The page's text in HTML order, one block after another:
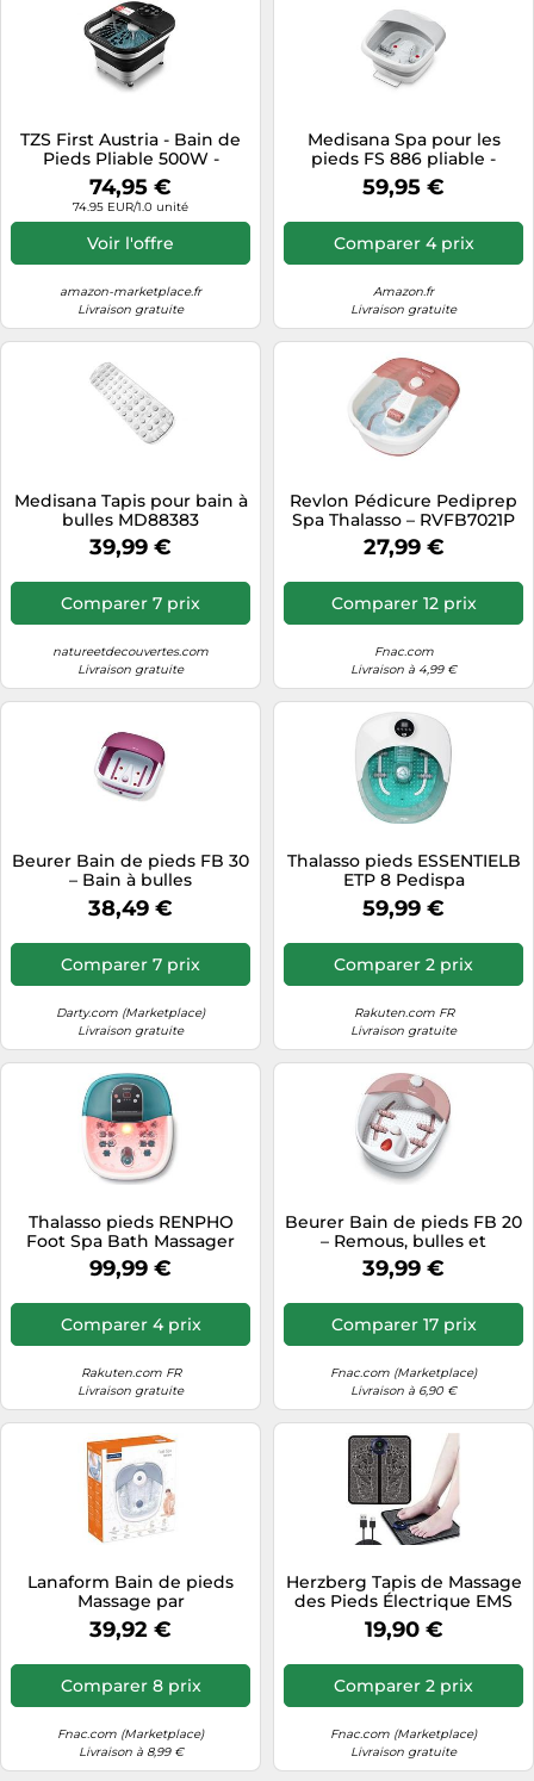
TZS First Austria - Bain de
Pieds Pliable 500W -
Appareil de Massage des
Pieds avec 3 Accessoires &
6 Rouleaux -
Hydromassage, Bulles,
Vibrations & Infrarouge -
74,95 €
74.95 EUR/1.0 unité
Voir l'offre
amazon-marketplace.fr
Livraison gratuite
Medisana Spa pour les
pieds FS 886 pliable -
Chauffage rapide 45°C - 3
accessoires
59,95 €
Comparer 4 prix
Amazon.fr
Livraison gratuite
Medisana Tapis pour bain à
bulles MD88383
39,99 €
Comparer 7 prix
natureetdecouvertes.com
Livraison gratuite
Revlon Pédicure Pediprep
Spa Thalasso – RVFB7021P
27,99 €
Comparer 12 prix
Fnac.com
Livraison à 4,99 €
Beurer Bain de pieds FB 30
– Bain à bulles
38,49 €
Comparer 7 prix
Darty.com (Marketplace)
Livraison gratuite
Thalasso pieds ESSENTIELB
ETP 8 Pedispa
59,99 €
Comparer 2 prix
Rakuten.com FR
Livraison gratuite
Thalasso pieds RENPHO
Foot Spa Bath Massager
X002
99,99 €
Comparer 4 prix
Rakuten.com FR
Livraison gratuite
Beurer Bain de pieds FB 20
– Remous, bulles et
vibrations, 3 niveaux,
infrarouge, embouts
pédicure
39,99 €
Comparer 17 prix
Fnac.com (Marketplace)
Livraison à 6,90 €
Lanaform Bain de pieds
Massage par
bouillonnement
39,92 €
Comparer 8 prix
Fnac.com (Marketplace)
Livraison à 8,99 €
Herzberg Tapis de Massage
des Pieds Électrique EMS
HG04258, Noir
19,90 €
Comparer 2 prix
Fnac.com (Marketplace)
Livraison gratuite